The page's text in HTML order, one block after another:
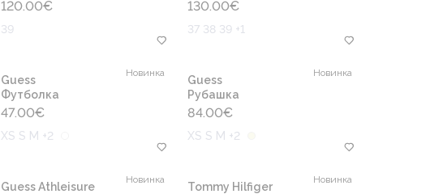
120.00€
39
130.00€
37 38 39 +1
Новинка
Guess
Футболка
47.00€
XS S M +2
Новинка
Guess
Рубашка
84.00€
XS S M +2
Новинка
Guess Athleisure
Новинка
Tommy Hilfiger